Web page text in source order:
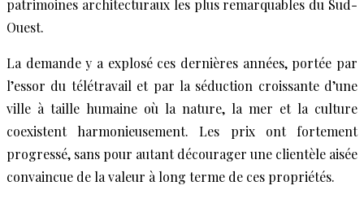
patrimoines architecturaux les plus remarquables du Sud-
Ouest.
La demande y a explosé ces dernières années, portée par
l’essor du télétravail et par la séduction croissante d’une
ville à taille humaine où la nature, la mer et la culture
coexistent harmonieusement. Les prix ont fortement
progressé, sans pour autant décourager une clientèle aisée
convaincue de la valeur à long terme de ces propriétés.